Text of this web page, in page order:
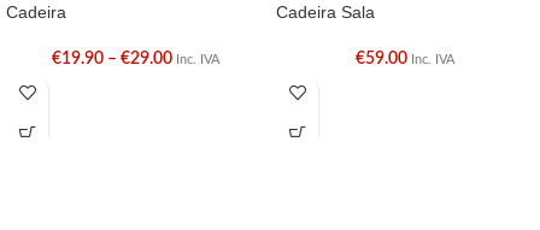
Cadeira
€19.90 – €29.00 Inc. IVA
Cadeira Sala
€59.00 Inc. IVA